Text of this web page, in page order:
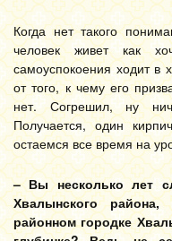
Когда нет такого
человек живет как
самоуспокоения ходит
от того, к чему его
нет. Согрешил, ну
Получается, один
остаемся все время на
– Вы несколько лет
Хвалынского
районном городке